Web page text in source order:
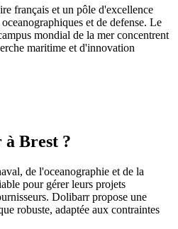
français et un pôle d'excellence
et de defense. Le
mondial de la mer concentrent
maritime et d'innovation
Brest ?
de l'oceanographie et de la
pour gérer leurs projets
Dolibarr propose une
robuste, adaptée aux contraintes